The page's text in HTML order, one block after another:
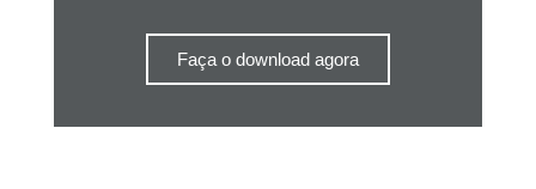
Faça o download agora